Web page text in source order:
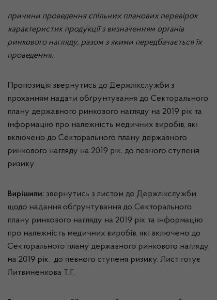
причини проведення спільних планових перевірок
характеристик продукції з визначенням органів
ринкового нагляду, разом з якими передбачається їх
проведення.
Пропозиція звернутись до Держлікслужби з
проханням надати обґрунтування до Секторального
плану державного ринкового нагляду на 2019 рік та
інформацію про належність медичних виробів, які
включено до Секторального плану державного
ринкового нагляду на 2019 рік, до певного ступеня
ризику.
Вирішили: звернутись з листом до Держлікслужби
щодо надання обґрунтування до Секторального
плану ринкового нагляду на 2019 рік та інформацію
про належність медичних виробів, які включено до
Секторального плану державного ринкового нагляду
на 2019 рік, до певного ступеня ризику. Лист готує
Литвиненкова Т.Г.